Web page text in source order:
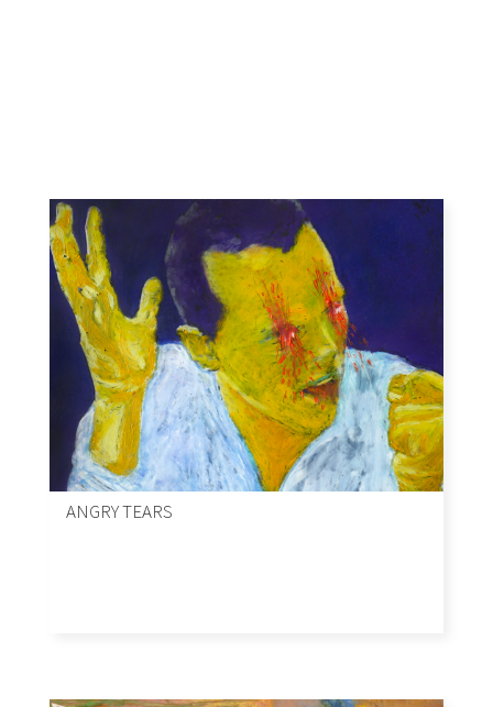
ANGRY TEARS